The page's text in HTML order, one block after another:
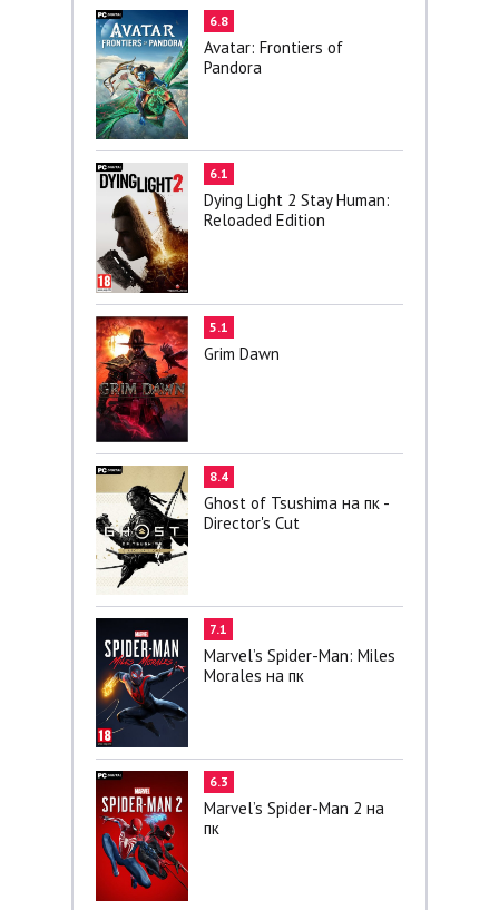
6.8
Avatar: Frontiers of
Pandora
6.1
Dying Light 2 Stay Human:
Reloaded Edition
5.1
Grim Dawn
8.4
Ghost of Tsushima на пк -
Director's Cut
7.1
Marvel’s Spider-Man: Miles
Morales на пк
6.3
Marvel’s Spider-Man 2 на
пк